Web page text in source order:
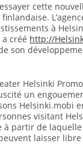
cette
à
créé http://
son
Helsinki
un
Helsinki.mobi
visitant
à partir de
laisser